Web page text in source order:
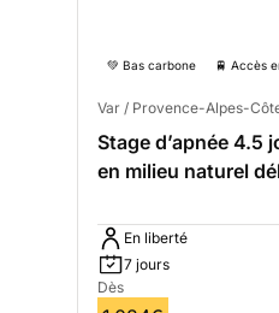
💚 Bas carbone 🚆 Accès
Var / Provence-Alpes-
Stage d’apnée 4.5
en milieu naturel
En liberté
7 jours
Dès